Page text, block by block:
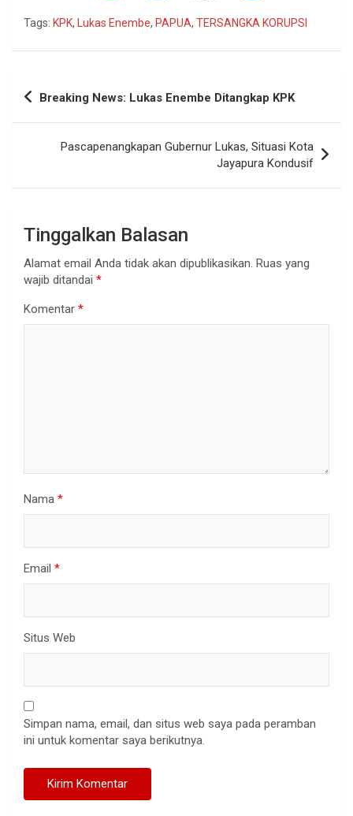
Tags: KPK, Lukas Enembe, PAPUA, TERSANGKA KORUPSI
Navigasi
pos
Breaking News: Lukas Enembe Ditangkap KPK
Pascapenangkapan Gubernur Lukas, Situasi Kota
Jayapura Kondusif
Tinggalkan Balasan
Alamat email Anda tidak akan dipublikasikan. Ruas yang
wajib ditandai *
Komentar *
Nama *
Email *
Situs Web
Simpan nama, email, dan situs web saya pada peramban
ini untuk komentar saya berikutnya.